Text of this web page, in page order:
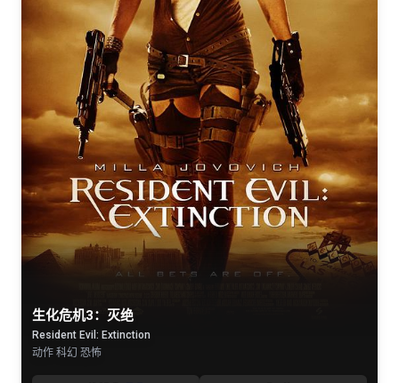
生化危机3：灭绝
Resident Evil: Extinction
动作 科幻 恐怖